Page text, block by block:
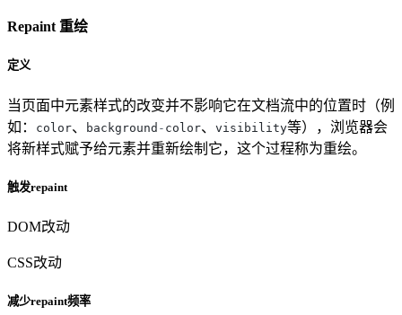
Repaint 重绘
定义
当页面中元素样式的改变并不影响它在文档流中的位置时（例
如：
color、 background - color、 visibility等），浏览器会
将新样式赋予给元素并重新绘制它，这个过程称为重绘。
触发repaint
DOM改动
CSS改动
减少repaint频率